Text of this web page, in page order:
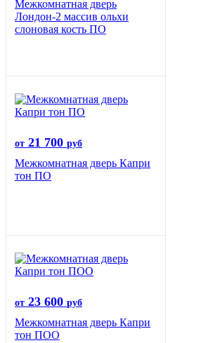
Межкомнатная дверь
Лондон-2 массив ольхи
слоновая кость ПО
от 21 700 руб
Межкомнатная дверь Капри
тон ПО
от 23 600 руб
Межкомнатная дверь Капри
тон ПОО